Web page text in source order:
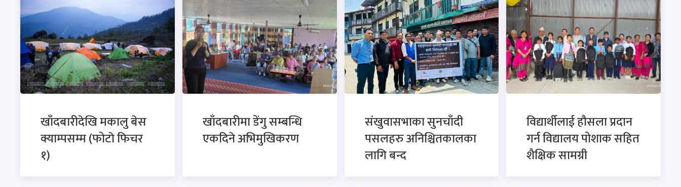
खाँदबारीदेखि मकालु बेस
क्याम्पसम्म (फोटाे फिचर
१)
खाँदबारीमा डेंगु सम्बन्धि
एकदिने अभिमुखिकरण
संखुवासभाका सुनचाँदी
पसलहरु अनिश्चितकालका
लागि बन्द
विद्यार्थीलाई हौसला प्रदान
गर्न विद्यालय पोशाक सहित
शैक्षिक सामग्री